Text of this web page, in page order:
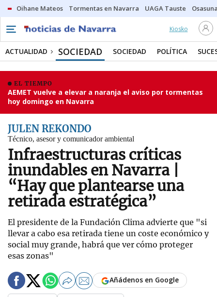
Oihane Mateos Tormentas en Navarra UAGA Tauste
Kiosko
ACTUALIDAD SOCIEDAD SOCIEDAD POLÍTICA
EL TIEMPO
AEMET vuelve a elevar a naranja el aviso por tormentas
hoy domingo en Navarra
JULEN REKONDO
Técnico, asesor y comunicador ambiental
Infraestructuras críticas
inundables en Navarra |
“Hay que plantearse una
retirada estratégica”
El presidente de la Fundación Clima advierte que "si
llevar a cabo esa retirada tiene un coste económico y
social muy grande, habrá que ver cómo proteger
esas zonas"
Añádenos en Google